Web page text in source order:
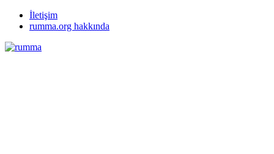
İletişim
rumma.org hakkında